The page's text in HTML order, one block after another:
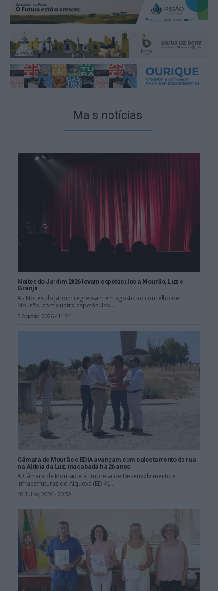
Mais notícias
Noites do Jardim 2026 levam espetáculos a Mourão, Luz e
Granja
As Noites do Jardim regressam em agosto ao concelho de
Mourão, com quatro espetáculos...
6 Agosto, 2026 - 14:24
Câmara de Mourão e EDIA avançam com calcetamento de rua
na Aldeia da Luz, inacabada há 26 anos
A Câmara de Mourão e a Empresa de Desenvolvimento e
Infraestruturas do Alqueva (EDIA)...
28 Julho, 2026 - 20:30